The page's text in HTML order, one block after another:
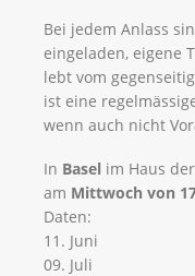
Bei jedem Anlass
eingeladen, eigene
lebt vom
ist eine
wenn auch nicht
In Basel im Haus
am Mittwoch von
Daten:
11. Juni
09. Juli